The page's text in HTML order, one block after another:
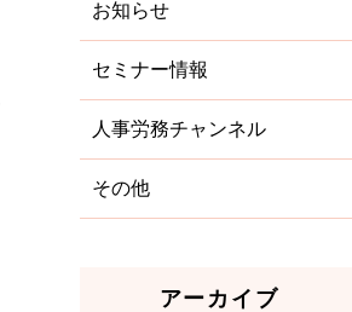
お知らせ
セミナー情報
人事労務チャンネル
その他
アーカイブ